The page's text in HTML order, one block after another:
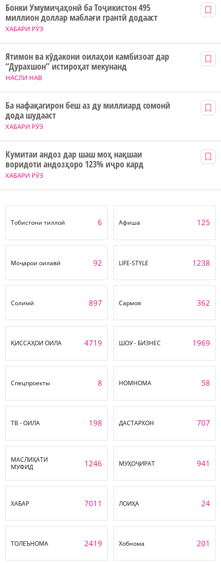
ХАБАРИ РӮЗ
Бонки Умумиҷаҳонӣ ба Тоҷикистон 495
миллион доллар маблағи грантӣ додааст
НАСЛИ НАВ
Ятимон ва кӯдакони оилаҳои камбизоат дар
“Дурахшон” истироҳат мекунанд
ХАБАРИ РӮЗ
Ба нафақагирон беш аз ду миллиард сомонӣ
дода шудааст
ХАБАРИ РӮЗ
Кумитаи андоз дар шаш моҳ нақшаи
воридоти андозҳоро 123% иҷро кард
Тобистони тиллоӣ 6 Афиша 125
Моҷарои оилавӣ 92 LIFE-STYLE 1238
Солимӣ 897 Сармоя 362
ҚИССАҲОИ ОИЛА 4719 ШОУ - БИЗНЕС 1969
Спецпроекты 8 НОМНОМА 58
ТВ - ОИЛА 198 ДАСТАРХОН 707
МАСЛИҲАТИ
МУФИД
1246 МУҲОҶИРАТ 941
ХАБАР 7011 ЛОИҲА 24
ТОЛЕЪНОМА 2419 Хобнома 201